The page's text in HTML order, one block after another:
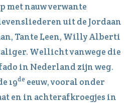
met nauw verwante
uit de Jordaan
Tante Leen, Willy Alberti
Wellicht vanwege die
in Nederland zijn weg.
19de eeuw, vooral onder
en in achterafkroegjes in